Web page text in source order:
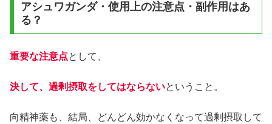
アシュワガンダ・使用上の注意点・副作用はあ
る？
重要な注意点として、
決して、過剰摂取をしてはならないということ。
向精神薬も、結局、どんどん効かなくなって過剰摂取して